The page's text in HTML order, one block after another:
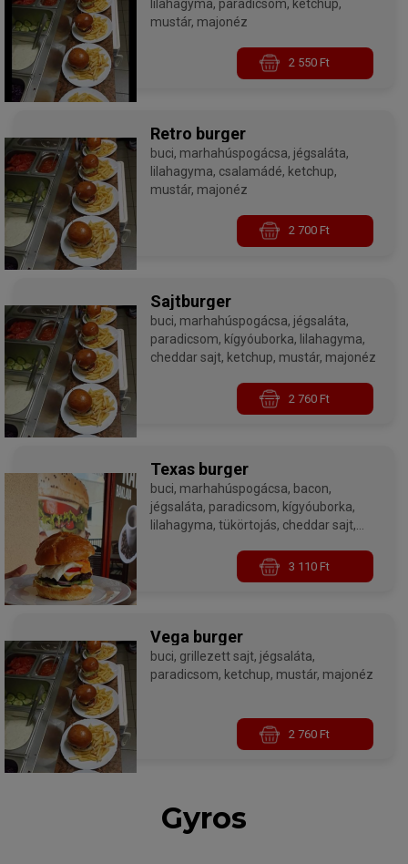
lilahagyma, paradicsom, ketchup,
mustár, majonéz
2 550 Ft
Retro burger
buci, marhahúspogácsa, jégsaláta,
lilahagyma, csalamádé, ketchup,
mustár, majonéz
2 700 Ft
Sajtburger
buci, marhahúspogácsa, jégsaláta,
paradicsom, kígyóuborka, lilahagyma,
cheddar sajt, ketchup, mustár, majonéz
2 760 Ft
Texas burger
buci, marhahúspogácsa, bacon,
jégsaláta, paradicsom, kígyóuborka,
lilahagyma, tükörtojás, cheddar sajt,
3 110 Ft
Vega burger
buci, grillezett sajt, jégsaláta,
paradicsom, ketchup, mustár, majonéz
2 760 Ft
Gyros